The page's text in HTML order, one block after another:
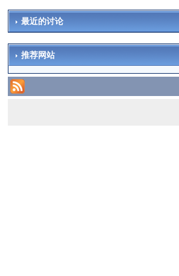
最近的讨论
推荐网站